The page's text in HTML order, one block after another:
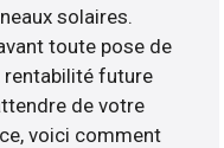
solaires.
toute pose de
rentabilité future
de votre
voici comment